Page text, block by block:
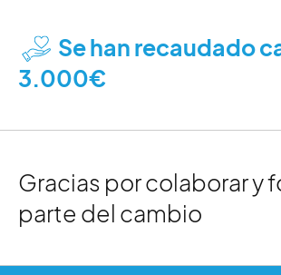
Se han recaudado
3.000€
Gracias por colaborar y
parte del cambio